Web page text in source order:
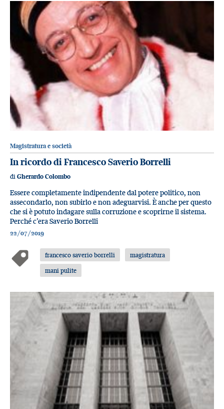
Magistratura e società
In ricordo di Francesco Saverio Borrelli
di Gherardo Colombo
Essere completamente indipendente dal potere politico, non
assecondarlo, non subirlo e non adeguarvisi. È anche per questo
che si è potuto indagare sulla corruzione e scoprirne il sistema.
Perché c’era Saverio Borrelli
22/07/2019
francesco saverio borrelli
magistratura
mani pulite